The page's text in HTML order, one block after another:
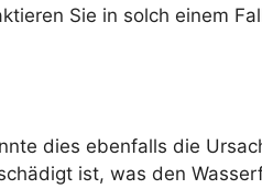
Sie in solch einem
dies ebenfalls die
ist, was den